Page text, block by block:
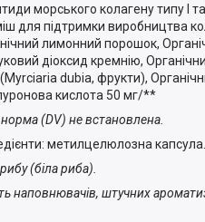
морського колагену типу I
для підтримки виробництва
лимонний порошок,
діоксид кремнію,
dubia, фрукти),
кислота 50 мг/**
(DV) не встановлена.
метилцелюлозна капсула.
(біла риба).
наповнювачів, штучних